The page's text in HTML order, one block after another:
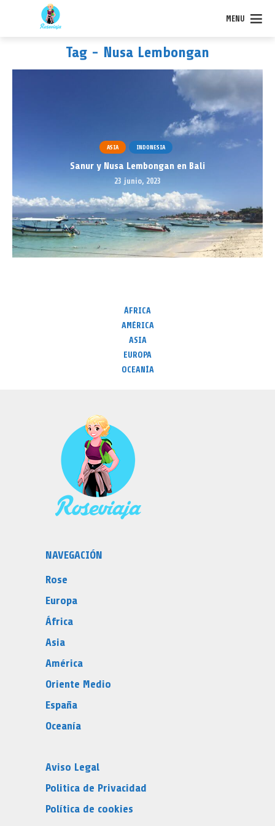
MENU
Tag - Nusa Lembongan
ASIA INDONESIA
Sanur y Nusa Lembongan en Bali
23 junio, 2023
ÁFRICA
AMÉRICA
ASIA
EUROPA
OCEANÍA
NAVEGACIÓN
Rose
Europa
África
Asia
América
Oriente Medio
España
Oceanía
Aviso Legal
Politica de Privacidad
Política de cookies